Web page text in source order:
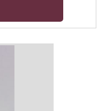
de
qualidade e
em lona
e muito
resistente
opção.